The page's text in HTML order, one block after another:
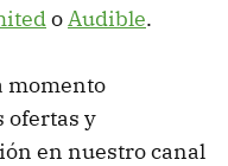
oAudible.
momento
ofertas y
en nuestro canal